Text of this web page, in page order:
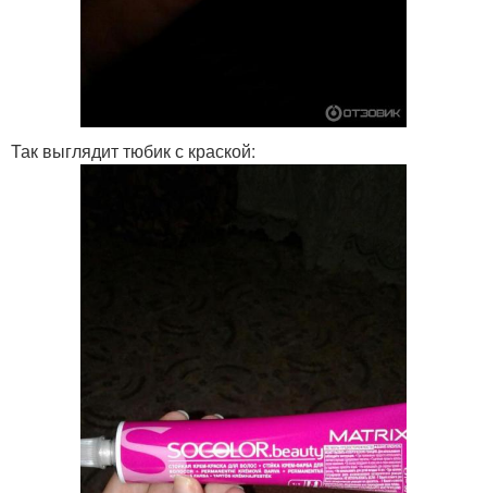
Так выглядит тюбик с краской: